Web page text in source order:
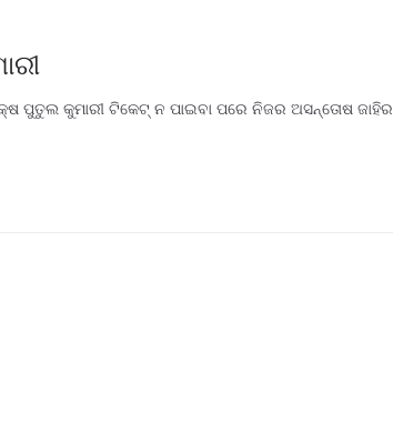
ପୁତୁଲ କୁମାରୀ ଟିକେଟ୍ ନ ପାଇବା ପରେ ନିଜର ଅସନ୍ତୋଷ ଜାହିର